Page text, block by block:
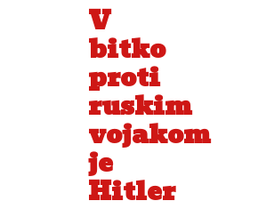
V
bitko
proti
ruskim
vojakom
je
Hitler